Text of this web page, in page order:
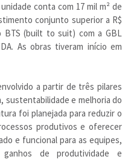
conta com 17 mil m² de
conjunto superior a R$
BTS (built to suit) com a GBL
As obras tiveram início em
a partir de três pilares
e melhoria do
foi planejada para reduzir o
produtivos e oferecer
e funcional para as equipes,
de produtividade e